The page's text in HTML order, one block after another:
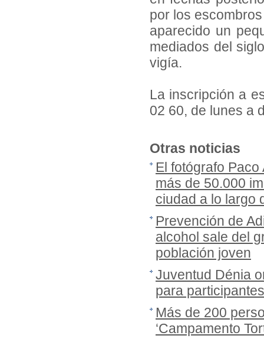
por los
aparecido un
mediados del
vigía.
La inscripción a
02 60, de lunes a
Otras noticias
El fotógrafo
más de 50.000
ciudad a lo largo
Prevención de
alcohol sale del
población joven
Juventud Dénia
para
Más de 200
‘Campamento